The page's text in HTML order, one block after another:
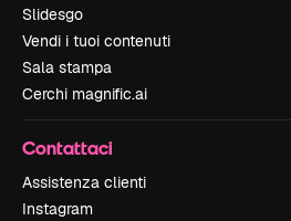
Slidesgo
Vendi i tuoi contenuti
Sala stampa
Cerchi magnific.ai
Contattaci
Assistenza clienti
Instagram